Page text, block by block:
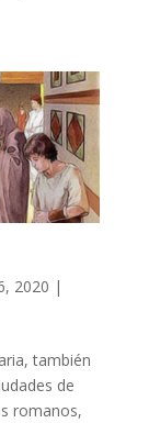
2020 |
también
de
romanos,